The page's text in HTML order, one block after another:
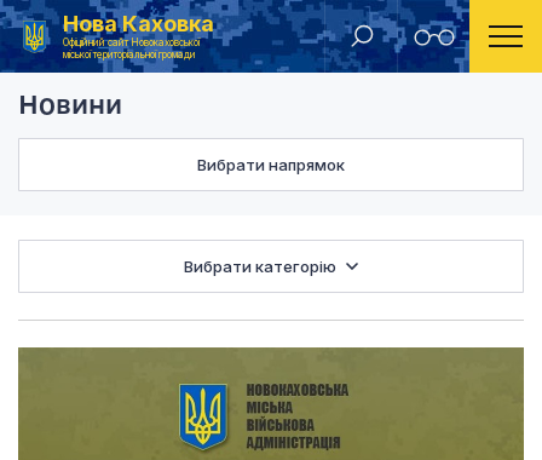
Нова Каховка
Офіційний сайт Новокаховської
міської територіальної громади
Головна Новини
Новини
Вибрати напрямок
Вибрати категорію